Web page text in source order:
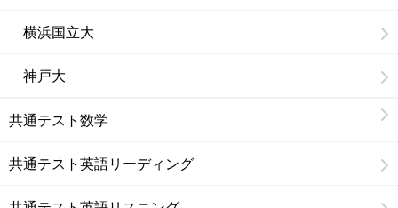
横浜国立大
神戸大
共通テスト数学
共通テスト英語リーディング